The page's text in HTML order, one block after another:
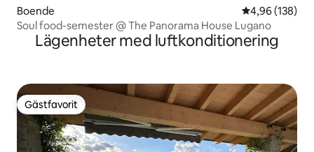
Boende 4,96 av 5 i
4,96 (138)
Soul food-semester @ The Panorama House Lugano
Lägenheter med luftkonditionering
Gästfavorit
Gästfavorit